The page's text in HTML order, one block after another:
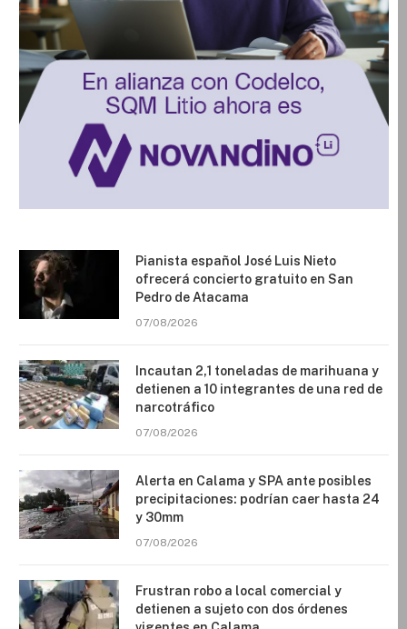
Pianista español José Luis Nieto
ofrecerá concierto gratuito en San
Pedro de Atacama
07/08/2026
Incautan 2,1 toneladas de marihuana y
detienen a 10 integrantes de una red de
narcotráfico
07/08/2026
Alerta en Calama y SPA ante posibles
precipitaciones: podrían caer hasta 24
y 30mm
07/08/2026
Frustran robo a local comercial y
detienen a sujeto con dos órdenes